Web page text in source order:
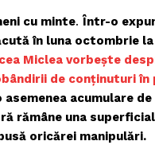
cu minte.Într-o
în luna octombrie la
Miclea vorbește
de conținuturi în
asemenea acumulare
rămâne una
oricărei manipulări.